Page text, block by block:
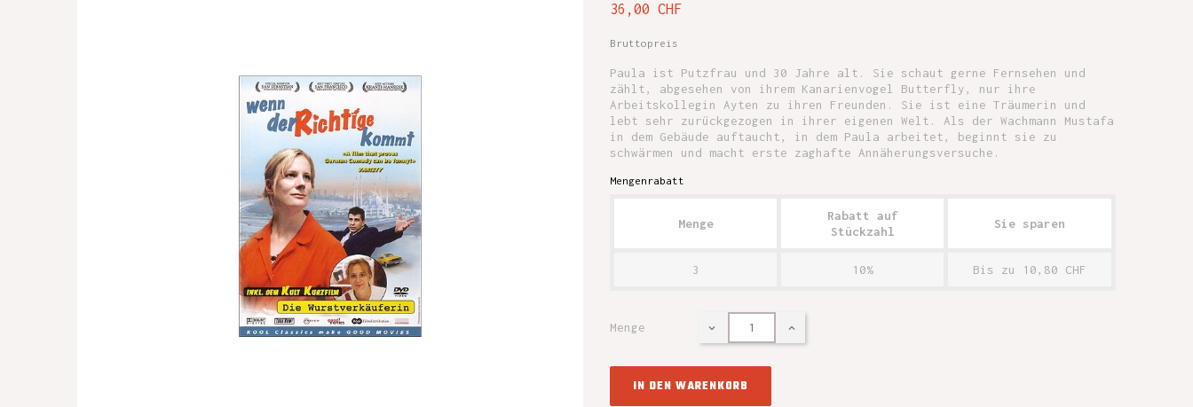
36,00 CHF
Bruttopreis
Paula ist Putzfrau und 30 Jahre alt. Sie schaut gerne Fernsehen und
zählt, abgesehen von ihrem Kanarienvogel Butterfly, nur ihre
Arbeitskollegin Ayten zu ihren Freunden. Sie ist eine Träumerin und
lebt sehr zurückgezogen in ihrer eigenen Welt. Als der Wachmann Mustafa
in dem Gebäude auftaucht, in dem Paula arbeitet, beginnt sie zu
schwärmen und macht erste zaghafte Annäherungsversuche.
Mengenrabatt
Menge
Rabatt auf
Stückzahl
Sie sparen
3 10% Bis zu 10,80 CHF
Menge
IN DEN WARENKORB